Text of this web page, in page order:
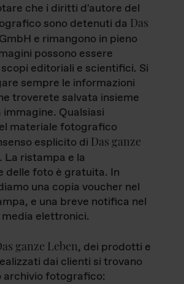
che i diritti d'autore del
sono detenuti da Das
GmbH e rimangono in pieno
possono essere
editoriali e scientifici. Si
sempre le informazioni
troverete salvata insieme
Qualsiasi
materiale fotografico
esplicito di Das ganze
La ristampa e la
delle foto è gratuita. In
una copia voucher nel
e una breve notifica nel
elettronici.
ganze Leben, dei prodotti e
dai clienti si trovano
archivio fotografico: